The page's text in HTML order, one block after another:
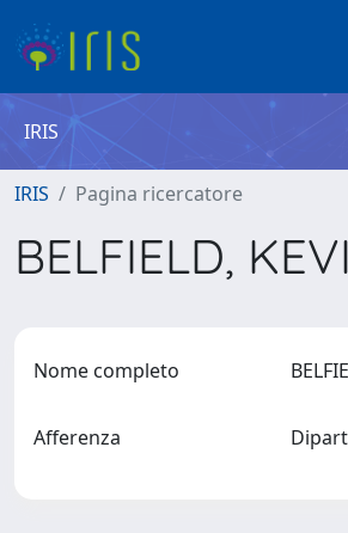
IRIS
IRIS Pagina ricercatore
BELFIELD,
Nome completo
Afferenza